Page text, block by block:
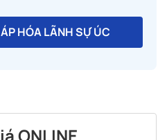
HÓA LÃNH SỰ ÚC
ONLINE